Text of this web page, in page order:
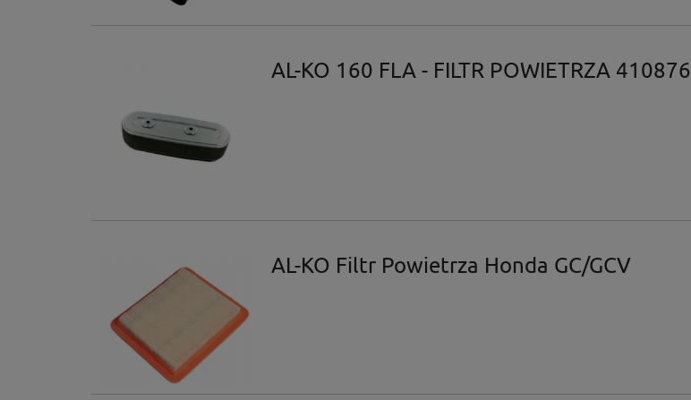
AL-KO 160 FLA - FILTR POWIETRZA 410876
AL-KO Filtr Powietrza Honda GC/GCV